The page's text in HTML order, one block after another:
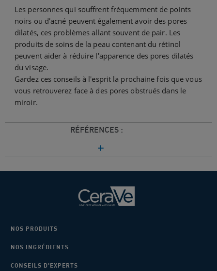
Les personnes qui souffrent fréquemment de points
noirs ou d'acné peuvent également avoir des pores
dilatés, ces problèmes allant souvent de pair. Les
produits de soins de la peau contenant du rétinol
peuvent aider à réduire l'apparence des pores dilatés
du visage.
Gardez ces conseils à l'esprit la prochaine fois que vous
vous retrouverez face à des pores obstrués dans le
miroir.
RÉFÉRENCES :
NOS PRODUITS
NOS INGRÉDIENTS
CONSEILS D'EXPERTS